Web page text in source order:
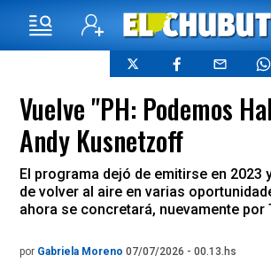
Vuelve "PH: Podemos
Andy Kusnetzoff
El programa dejó de emitirse en 2023
de volver al aire en varias
ahora se concretará, nuevamente por
por Gabriela Moreno 07/07/2026 - 00.13.hs